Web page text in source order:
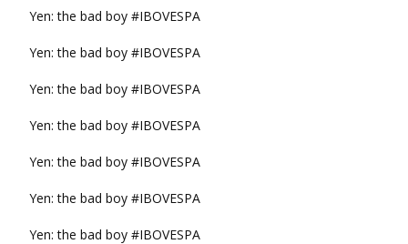
Yen: the bad boy #IBOVESPA
Yen: the bad boy #IBOVESPA
Yen: the bad boy #IBOVESPA
Yen: the bad boy #IBOVESPA
Yen: the bad boy #IBOVESPA
Yen: the bad boy #IBOVESPA
Yen: the bad boy #IBOVESPA